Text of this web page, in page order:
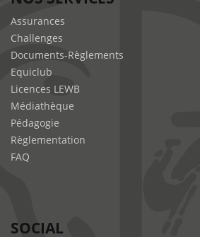
Assurances
Challenges
Documents-Règlements
Equiclub
Licences LEWB
Médiathèque
Pédagogie
Règlementation
FAQ
SOCIAL